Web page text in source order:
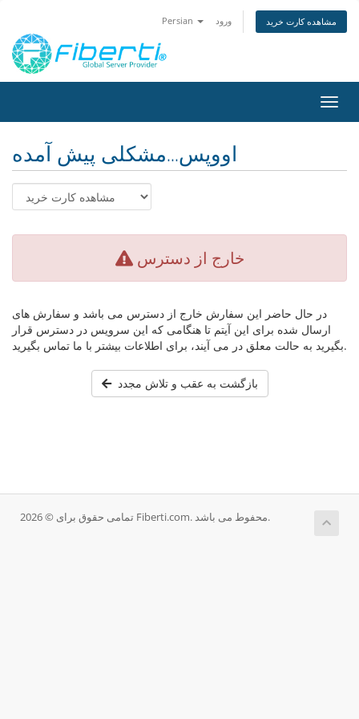
Persian ورود مشاهده کارت خرید
تغییر
اووپس...مشکلی پیش آمده
خارج از دسترس
در حال حاضر این سفارش خارج از دسترس می باشد و سفارش های
ارسال شده برای این آیتم تا هنگامی که این سرویس در دسترس قرار
بگیرید به حالت معلق در می آیند، برای اطلاعات بیشتر با ما تماس بگیرید.
بازگشت به عقب و تلاش مجدد
تمامی حقوق برای © 2026 Fiberti.com. محفوط می باشد.